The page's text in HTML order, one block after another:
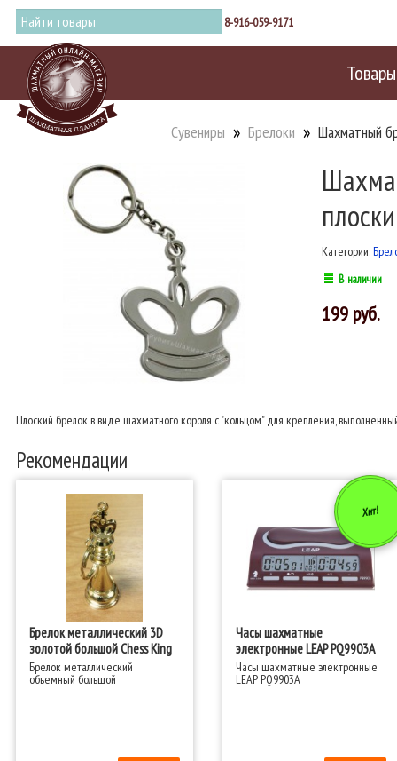
8-916-059-9171
Товары
Сувениры Брелоки Шахматный
Категории:
В наличии
199
Плоский брелок в виде шахматного короля c "кольцом" для крепления,
Рекомендации
Брелок металлический 3D
золотой большой Chess King
Брелок металлический
объемный большой
Хит!
Часы шахматные
электронные LEAP PQ9903A
Часы шахматные электронные
LEAP PQ9903A